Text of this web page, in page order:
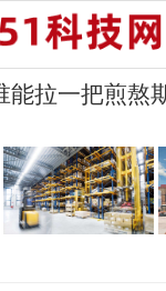
能拉一把煎熬